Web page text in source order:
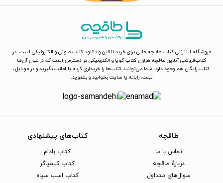
فروشگاه اینترنتی کتاب طاقچه جایی برای خرید آنلاین و دانلود کتاب صوتی و الکترونیکی است. در
کتاب‌فروشی آنلاین طاقچه هزاران کتاب گویا و الکترونیکی در دسترس است که در میان آن‌ها
کتاب رایگان هم وجود دارد. شما می‌توانید کتاب‌ها را خریداری کرده یا امانت بگیرید و در موبایل،
تبلت، رایانه یا سایت بخوانید و بشنوید.
طاقچه
تماس با ما
دربارهٔ طاقچه
سوال‌های متداول
کتاب‌های پیشنهادی
کتاب بادام
کتاب کیمیاگر
کتاب اسب سیاه